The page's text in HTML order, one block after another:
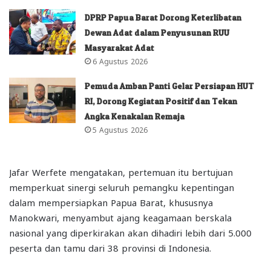
DPRP Papua Barat Dorong Keterlibatan
Dewan Adat dalam Penyusunan RUU
Masyarakat Adat
6 Agustus 2026
Pemuda Amban Panti Gelar Persiapan HUT
RI, Dorong Kegiatan Positif dan Tekan
Angka Kenakalan Remaja
5 Agustus 2026
Jafar Werfete mengatakan, pertemuan itu bertujuan
memperkuat sinergi seluruh pemangku kepentingan
dalam mempersiapkan Papua Barat, khususnya
Manokwari, menyambut ajang keagamaan berskala
nasional yang diperkirakan akan dihadiri lebih dari 5.000
peserta dan tamu dari 38 provinsi di Indonesia.